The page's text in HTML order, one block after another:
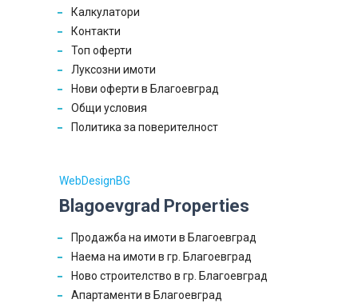
Калкулатори
Контакти
Топ оферти
Луксозни имоти
Нови оферти в Благоевград
Общи условия
Политика за поверителност
WebDesignBG
Blagoevgrad Properties
Продажба на имоти в Благоевград
Наема на имоти в гр. Благоевград
Ново строителство в гр. Благоевград
Апартаменти в Благоевград